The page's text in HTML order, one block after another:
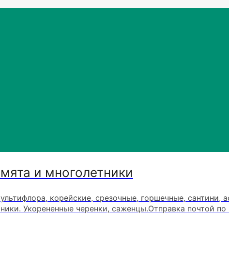
и многолетники
корейские, срезочные, горшечные, сантини,
Укорененные черенки, саженцы.Отправка почтой по